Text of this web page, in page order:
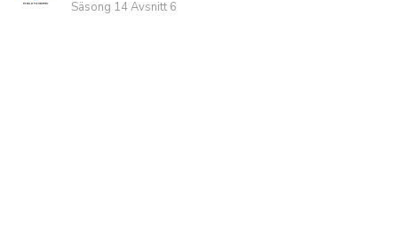
Säsong 14 Avsnitt 6